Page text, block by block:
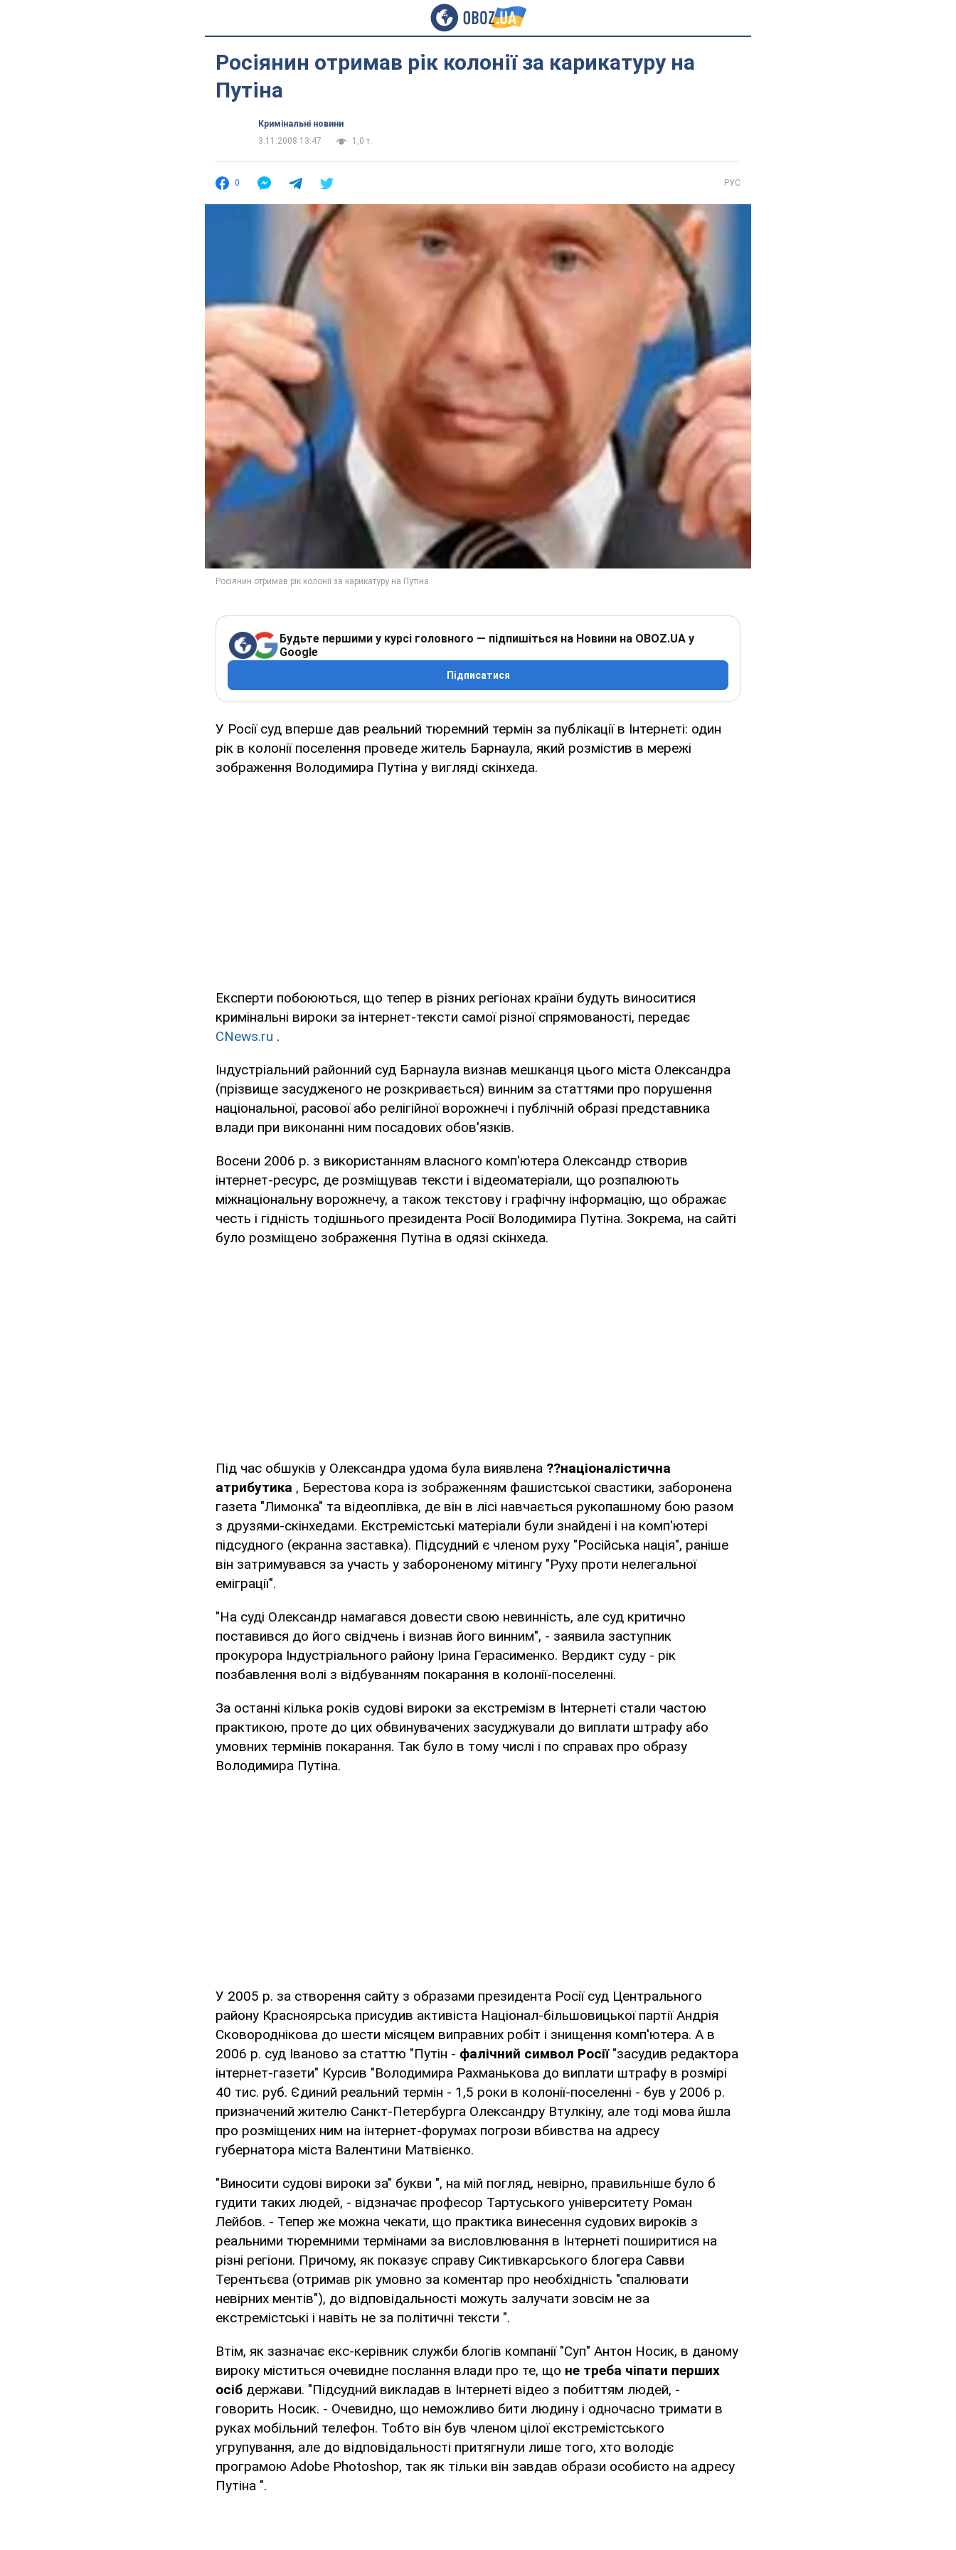
Росіянин отримав рік колонії за карикатуру на
Путіна
Кримінальні новини
3.11.2008 13:47
1,0 т.
0 РУС
Будьте першими у курсі головного — підпишіться на Новини на OBOZ.UA у
Google
Підписатися
У Росії суд вперше дав реальний тюремний термін за публікації в Інтернеті: один
рік в колонії поселення проведе житель Барнаула, який розмістив в мережі
зображення Володимира Путіна у вигляді скінхеда.
Експерти побоюються, що тепер в різних регіонах країни будуть виноситися
кримінальні вироки за інтернет-тексти самої різної спрямованості, передає
СNews.ru .
Індустріальний районний суд Барнаула визнав мешканця цього міста Олександра
(прізвище засудженого не розкривається) винним за статтями про порушення
національної, расової або релігійної ворожнечі і публічній образі представника
влади при виконанні ним посадових обов'язків.
Восени 2006 р. з використанням власного комп'ютера Олександр створив
інтернет-ресурс, де розміщував тексти і відеоматеріали, що розпалюють
міжнаціональну ворожнечу, а також текстову і графічну інформацію, що ображає
честь і гідність тодішнього президента Росії Володимира Путіна. Зокрема, на сайті
було розміщено зображення Путіна в одязі скінхеда.
Під час обшуків у Олександра удома була виявлена ??націоналістична
атрибутика , Берестова кора із зображенням фашистської свастики, заборонена
газета "Лимонка" та відеоплівка, де він в лісі навчається рукопашному бою разом
з друзями-скінхедами. Екстремістські матеріали були знайдені і на комп'ютері
підсудного (екранна заставка). Підсудний є членом руху "Російська нація", раніше
він затримувався за участь у забороненому мітингу "Руху проти нелегальної
еміграції".
"На суді Олександр намагався довести свою невинність, але суд критично
поставився до його свідчень і визнав його винним", - заявила заступник
прокурора Індустріального району Ірина Герасименко. Вердикт суду - рік
позбавлення волі з відбуванням покарання в колонії-поселенні.
За останні кілька років судові вироки за екстремізм в Інтернеті стали частою
практикою, проте до цих обвинувачених засуджували до виплати штрафу або
умовних термінів покарання. Так було в тому числі і по справах про образу
Володимира Путіна.
У 2005 р. за створення сайту з образами президента Росії суд Центрального
району Красноярська присудив активіста Націонал-більшовицької партії Андрія
Сковороднікова до шести місяцем виправних робіт і знищення комп'ютера. А в
2006 р. суд Іваново за статтю "Путін - фалічний символ Росії"засудив редактора
інтернет-газети" Курсив "Володимира Рахманькова до виплати штрафу в розмірі
40 тис. руб. Єдиний реальний термін - 1,5 роки в колонії-поселенні - був у 2006 р.
призначений жителю Санкт-Петербурга Олександру Втулкіну, але тоді мова йшла
про розміщених ним на інтернет-форумах погрози вбивства на адресу
губернатора міста Валентини Матвієнко.
"Виносити судові вироки за" букви ", на мій погляд, невірно, правильніше було б
гудити таких людей, - відзначає професор Тартуського університету Роман
Лейбов. - Тепер же можна чекати, що практика винесення судових вироків з
реальними тюремними термінами за висловлювання в Інтернеті поширитися на
різні регіони. Причому, як показує справу Сиктивкарського блогера Савви
Терентьєва (отримав рік умовно за коментар про необхідність "спалювати
невірних ментів"), до відповідальності можуть залучати зовсім не за
екстремістські і навіть не за політичні тексти ".
Втім, як зазначає екс-керівник служби блогів компанії "Суп" Антон Носик, в даному
вироку міститься очевидне послання влади про те, що не треба чіпати перших
осіб держави. "Підсудний викладав в Інтернеті відео з побиттям людей, -
говорить Носик. - Очевидно, що неможливо бити людину і одночасно тримати в
руках мобільний телефон. Тобто він був членом цілої екстремістського
угрупування, але до відповідальності притягнули лише того, хто володіє
програмою Adobe Photoshop, так як тільки він завдав образи особисто на адресу
Путіна ".